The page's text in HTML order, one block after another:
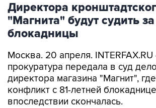
Директора
"Магнита" будут судить
блокадницы
Москва. 20 апреля. INTERFAX.RU
прокуратура передала в суд
директора магазина "Магнит",
конфликт с 81-летней
впоследствии скончалась.